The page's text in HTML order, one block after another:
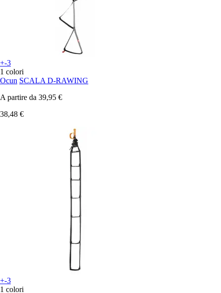
+-3
1 colori
Ocun SCALA D-RAWING
A partire da 39,95 €
38,48 €
+-3
1 colori